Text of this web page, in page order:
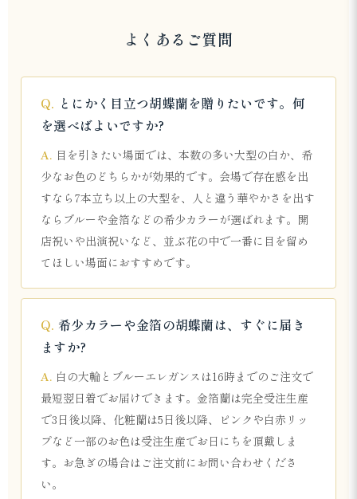
よくあるご質問
とにかく目立つ胡蝶蘭を贈りたいです。何
を選べばよいですか?
目を引きたい場面では、本数の多い大型の白か、希
少なお色のどちらかが効果的です。会場で存在感を出
すなら7本立ち以上の大型を、人と違う華やかさを出す
ならブルーや金箔などの希少カラーが選ばれます。開
店祝いや出演祝いなど、並ぶ花の中で一番に目を留め
てほしい場面におすすめです。
希少カラーや金箔の胡蝶蘭は、すぐに届き
ますか?
白の大輪とブルーエレガンスは16時までのご注文で
最短翌日着でお届けできます。金箔蘭は完全受注生産
で3日後以降、化粧蘭は5日後以降、ピンクや白赤リッ
プなど一部のお色は受注生産でお日にちを頂戴しま
す。お急ぎの場合はご注文前にお問い合わせくださ
い。